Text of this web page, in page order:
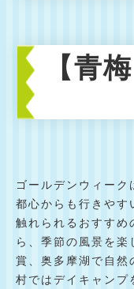
【青
ゴールデンウィーク
都心からも行きやす
触れられるおすすめ
ら、季節の風景を
賞、奥多摩湖で自
村ではデイキャンプ